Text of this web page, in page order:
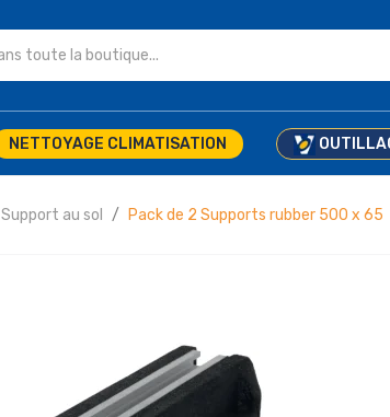
NETTOYAGE CLIMATISATION
Support au sol Pack de 2 Supports rubber 500 x 65